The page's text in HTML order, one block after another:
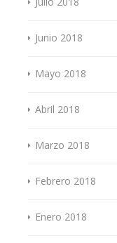
Junio 2018
Mayo 2018
Abril 2018
Marzo 2018
Febrero 2018
Enero 2018